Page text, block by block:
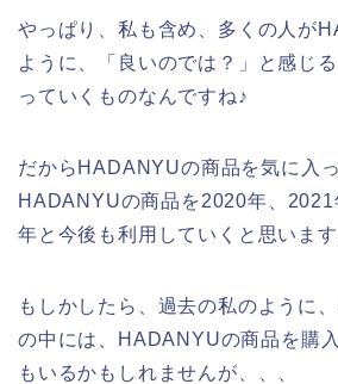
やっぱり、私も含め、多くの人が
ように、「良いのでは？」と感じ
っていくものなんですね♪
だからHADANYUの商品を気に入
HADANYUの商品を2020年、
年と今後も利用していくと思いま
もしかしたら、過去の私のように
の中には、HADANYUの商品を購
もいるかもしれませんが、、、